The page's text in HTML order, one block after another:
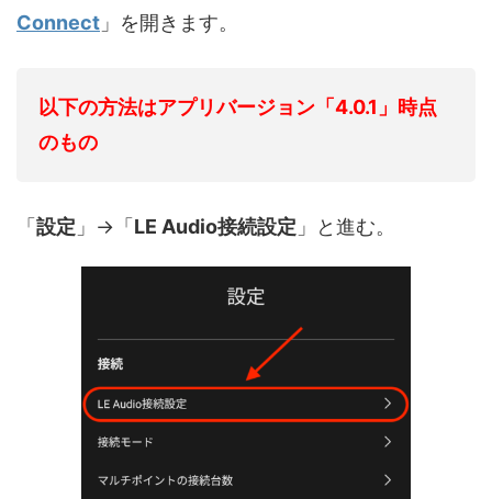
Connect 」を開きます。
以下の方法はアプリバージョン「4.0.1」時点
のもの
「設定 」→「LE Audio接続設定 」と進む。